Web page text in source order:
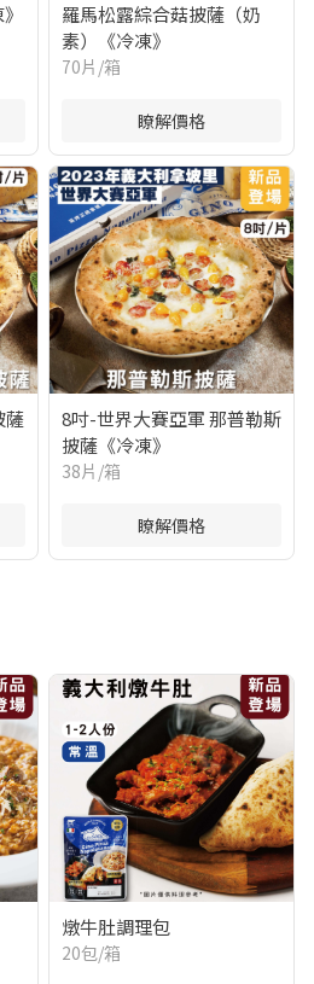
羅馬松露綜合菇披薩（奶
素）《冷凍》
70片/箱
瞭解價格
薩
8吋-世界大賽亞軍 那普勒斯
披薩《冷凍》
38片/箱
瞭解價格
燉牛肚調理包
20包/箱